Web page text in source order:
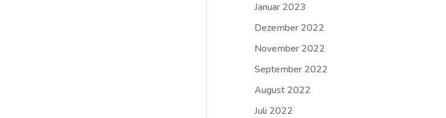
Januar 2023
Dezember 2022
November 2022
September 2022
August 2022
Juli 2022